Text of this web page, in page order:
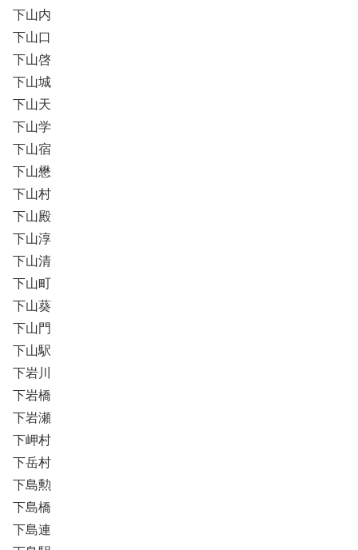
下山内
下山口
下山啓
下山城
下山天
下山学
下山宿
下山懋
下山村
下山殿
下山淳
下山清
下山町
下山葵
下山門
下山駅
下岩川
下岩橋
下岩瀬
下岬村
下岳村
下島勲
下島橋
下島連